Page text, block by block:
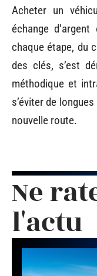
Acheter un
échange
chaque étape, du
des clés, s’est
méthodique et
s’éviter de
nouvelle route.
Ne
l'actu